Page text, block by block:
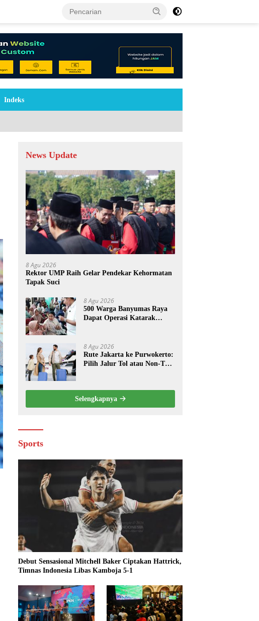
Indeks
News Update
8 Agu 2026
Rektor UMP Raih Gelar Pendekar Kehormatan
Tapak Suci
8 Agu 2026
500 Warga Banyumas Raya
Dapat Operasi Katarak
8 Agu 2026
Rute Jakarta ke Purwokerto:
Pilih Jalur Tol atau Non-Tol,
Selengkapnya
Sports
Debut Sensasional Mitchell Baker Ciptakan Hattrick,
Timnas Indonesia Libas Kamboja 5-1